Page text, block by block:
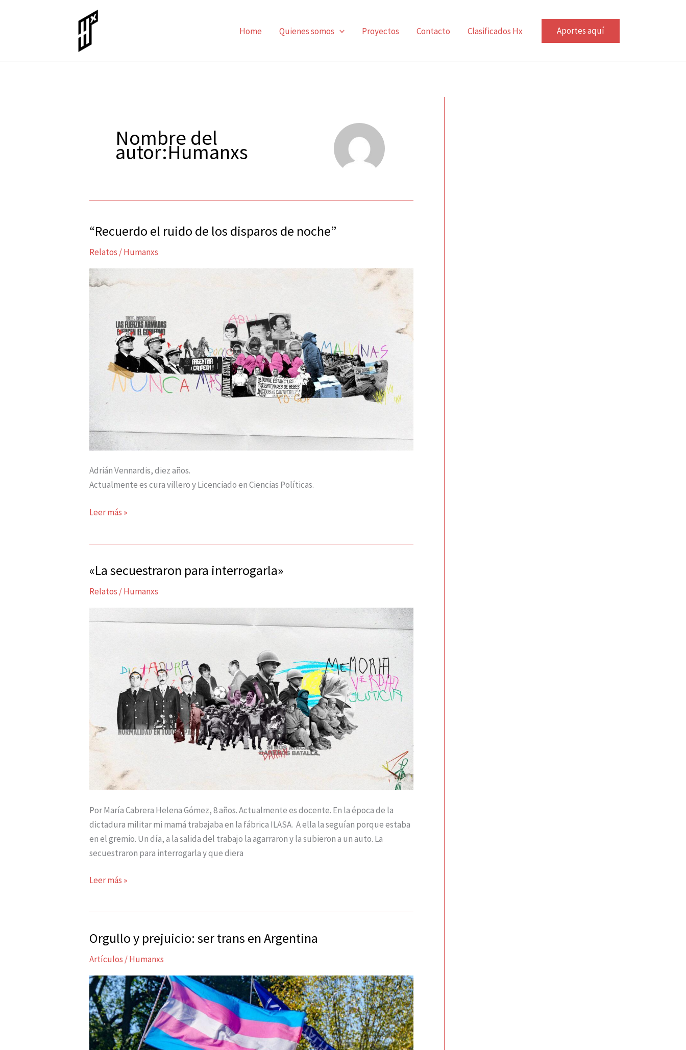
Home Quienes somos Proyectos Contacto Clasificados Hx Aportes aquí
Nombre del
autor:Humanxs
“Recuerdo el ruido de los disparos de noche”
Relatos /Humanxs
Adrián Vennardis, diez años.
Actualmente es cura villero y Licenciado en Ciencias Políticas.
“Recuerdo
ruido
de
los
Leer más »
«La secuestraron para interrogarla»
Relatos /Humanxs
Por María Cabrera Helena Gómez, 8 años. Actualmente es docente. En la época de la
dictadura militar mi mamá trabajaba en la fábrica ILASA. A ella la seguían porque estaba
en el gremio. Un día, a la salida del trabajo la agarraron y la subieron a un auto. La
secuestraron para interrogarla y que diera
«La
para
interrogarla»
Leer más »
Orgullo y prejuicio: ser trans en Argentina
Artículos /Humanxs
Orgullo
prejuicio:
ser
trans
en
Argentina